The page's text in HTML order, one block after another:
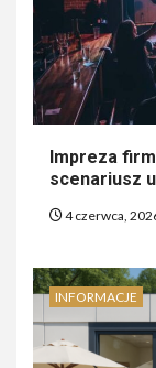
Impreza
scenariusz
4 czerwca,
INFORMACJE